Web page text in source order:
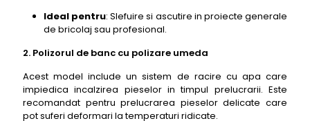
Ideal pentru: Slefuire si ascutire in proiecte generale
de bricolaj sau profesional.
2. Polizorul de banc cu polizare umeda
Acest model include un sistem de racire cu apa care
impiedica incalzirea pieselor in timpul prelucrarii. Este
recomandat pentru prelucrarea pieselor delicate care
pot suferi deformari la temperaturi ridicate.